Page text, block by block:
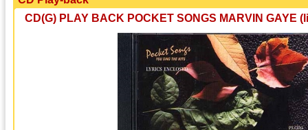
CD(G) PLAY BACK POCKET SONGS MARVIN GAYE